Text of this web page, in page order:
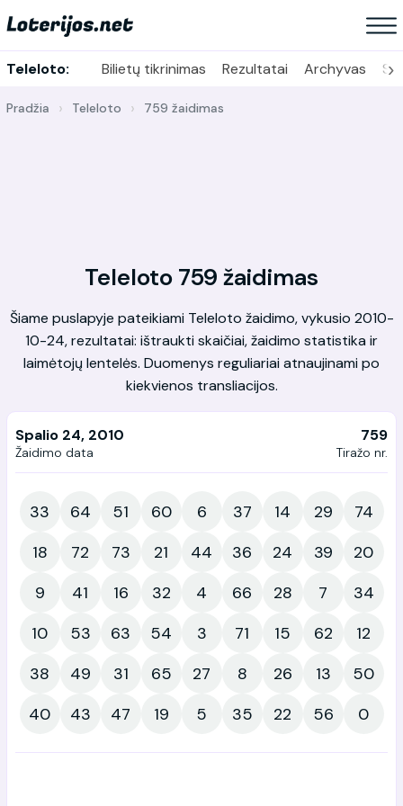
Teleloto: Bilietų tikrinimas Rezultatai Archyvas ›
Pradžia Teleloto 759 žaidimas
Teleloto 759 žaidimas
Šiame puslapyje pateikiami Teleloto žaidimo, vykusio 2010-
10-24, rezultatai: ištraukti skaičiai, žaidimo statistika ir
laimėtojų lentelės. Duomenys reguliariai atnaujinami po
kiekvienos transliacijos.
Spalio 24, 2010
Žaidimo data
759
Tiražo nr.
33 64 51 60 6 37 14 29
74
18
72 73 21 44 36 24 39
20
9
41 16 32 4 66 28 7
34
10
53 63 54 3 71 15 62
12
38
49 31 65 27 8 26 13
50
40
43 47 19 5 35 22 56 0